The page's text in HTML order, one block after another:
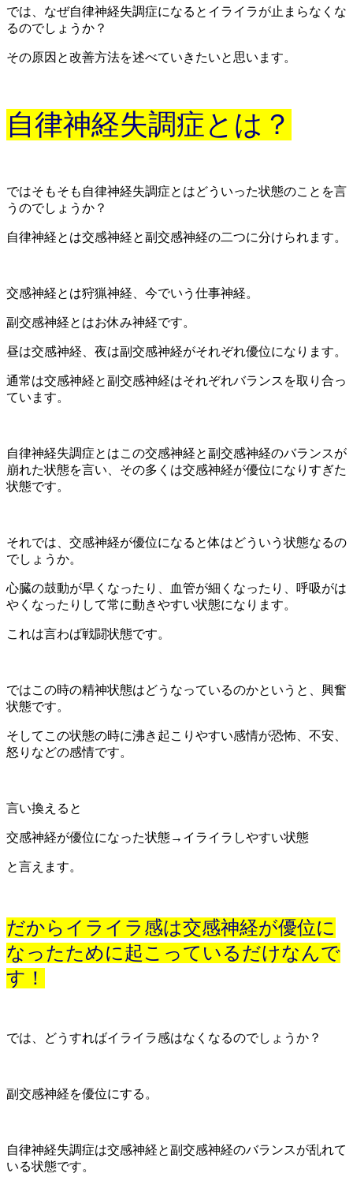
では、なぜ自律神経失調症になるとイライラが止まらなくな
るのでしょうか？
その原因と改善方法を述べていきたいと思います。
自律神経失調症とは？
ではそもそも自律神経失調症とはどういった状態のことを言
うのでしょうか？
自律神経とは交感神経と副交感神経の二つに分けられます。
交感神経とは狩猟神経、今でいう仕事神経。
副交感神経とはお休み神経です。
昼は交感神経、夜は副交感神経がそれぞれ優位になります。
通常は交感神経と副交感神経はそれぞれバランスを取り合っ
ています。
自律神経失調症とはこの交感神経と副交感神経のバランスが
崩れた状態を言い、その多くは交感神経が優位になりすぎた
状態です。
それでは、交感神経が優位になると体はどういう状態なるの
でしょうか。
心臓の鼓動が早くなったり、血管が細くなったり、呼吸がは
やくなったりして常に動きやすい状態になります。
これは言わば戦闘状態です。
ではこの時の精神状態はどうなっているのかというと、興奮
状態です。
そしてこの状態の時に沸き起こりやすい感情が恐怖、不安、
怒りなどの感情です。
言い換えると
交感神経が優位になった状態→イライラしやすい状態
と言えます。
だからイライラ感は交感神経が優位に
なったために起こっているだけなんで
す！
では、どうすればイライラ感はなくなるのでしょうか？
副交感神経を優位にする。
自律神経失調症は交感神経と副交感神経のバランスが乱れて
いる状態です。